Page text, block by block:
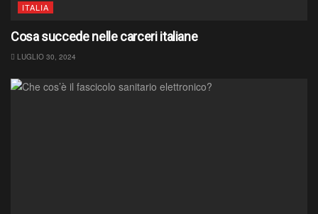
ITALIA
Cosa succede nelle carceri italiane
LUGLIO 30, 2024